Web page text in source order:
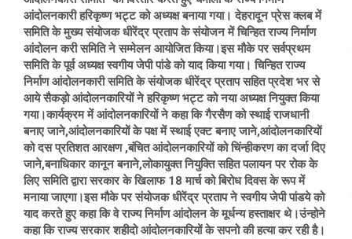
आंदोलनकारी हरिकृष्ण भट्ट को अध्यक्ष बनाया गया। देहरादून प्रेस क्लब में
समिति के मुख्य संयोजक धीरेंद्र प्रताप के संयोजन में चिन्हित राज्य निर्माण
आंदोलन करी समिति ने सम्मेलन आयोजित किया।इस मौके पर सर्वप्रथम
समिति के पूर्व अध्यक्ष स्वगीय जेपी पांडे को याद किया गया। चिन्हित राज्य
निर्माण आंदोलनकारी समिति के संयोजक धीरेंद्र प्रताप सहित प्रदेश भर से
आये सैकड़ो आंदोलनकारियों ने हरिकृष्ण भट्ट को नया अध्यक्ष नियुक्त किया
गया।कार्यक्रम में आंदोलनकारियों ने कहा कि गैरसैण को स्थाई राजधानी
बनाए जाने,आंदोलनकारियों के पक्ष में स्थाई एक्ट बनाए जाने,आंदोलनकारियों
को दस प्रतिशत आरक्षण ,बंचित आंदोलनकारियों को चिंन्हीकरण का दर्जा दिए
जाने,बनाधिकार कानून बनाने,लोकायुक्त नियुक्ति सहित पलायन पर रोक के
लिए समिति द्वारा सरकार के खिलाफ 18 मार्च को बिरोध दिवस के रूप में
मनाया जाएगा।इस मौके पर संयोजक धीरेंद्र प्रताप ने स्वगीय जेपी पांडये को
याद करते हुए कहा कि वे राज्य निर्माण आंदोलन के मूर्धन्य हस्ताक्षर थे।उंन्होने
कहा कि राज्य सरकार शहीदो आंदोलनकारियों के सपनो की हत्या कर रही है।